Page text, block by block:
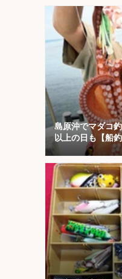
島原沖でマダコ
以上の日も【船